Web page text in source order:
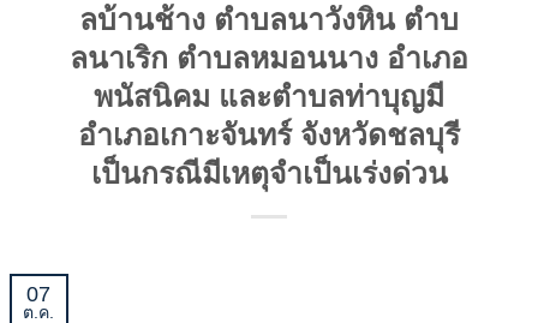
ลบ้านช้าง ตำบลนาวังหิน ตําบ
ลนาเริก ตําบลหมอนนาง อําเภอ
พนัสนิคม และตําบลท่าบุญมี
อําเภอเกาะจันทร์ จังหวัดชลบุรี
เป็นกรณีมีเหตุจําเป็นเร่งด่วน
07
ต.ค.